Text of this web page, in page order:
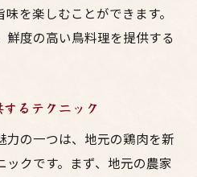
を楽しむことができます。
度の高い鳥料理を提供する
るテクニック
力の一つは、地元の鶏肉を新
クです。まず、地元の農家